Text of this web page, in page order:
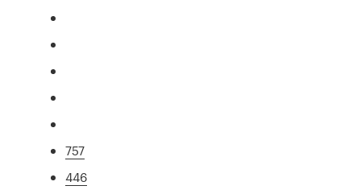
757
446